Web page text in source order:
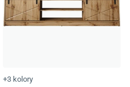
+3 kolory